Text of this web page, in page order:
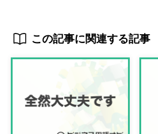
この記事に関連する記事